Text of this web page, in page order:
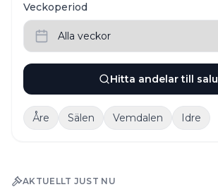
Veckoperiod
Hitta andelar till salu
Åre Sälen Vemdalen Idre
AKTUELLT JUST NU